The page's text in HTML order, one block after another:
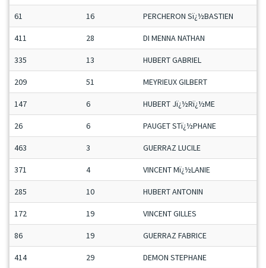
61 16 PERCHERON Sï¿½BASTIEN
411 28 DI MENNA NATHAN
335 13 HUBERT GABRIEL
209 51 MEYRIEUX GILBERT
147 6 HUBERT Jï¿½Rï¿½ME
26 6 PAUGET STï¿½PHANE
463 3 GUERRAZ LUCILE
371 4 VINCENT Mï¿½LANIE
285 10 HUBERT ANTONIN
172 19 VINCENT GILLES
86 19 GUERRAZ FABRICE
414 29 DEMON STEPHANE